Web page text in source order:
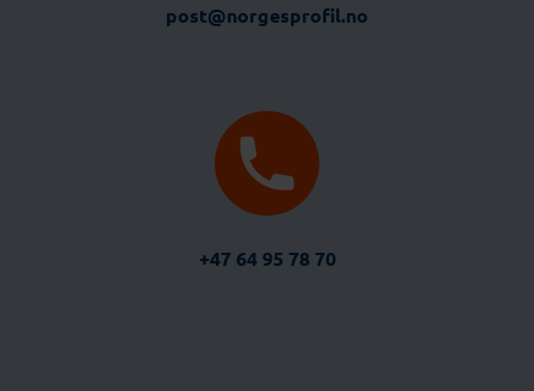
post@norgesprofil.no
+47 64 95 78 70